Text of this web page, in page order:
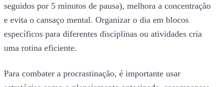
seguidos por 5 minutos de pausa), melhora a concentração
e evita o cansaço mental. Organizar o dia em blocos
específicos para diferentes disciplinas ou atividades cria
uma rotina eficiente.
Para combater a procrastinação, é importante usar